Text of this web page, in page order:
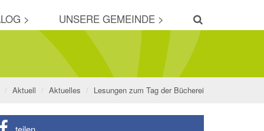
> UNSERE GEMEINDE >
Aktuell Aktuelles Lesungen zum Tag der Bücherei